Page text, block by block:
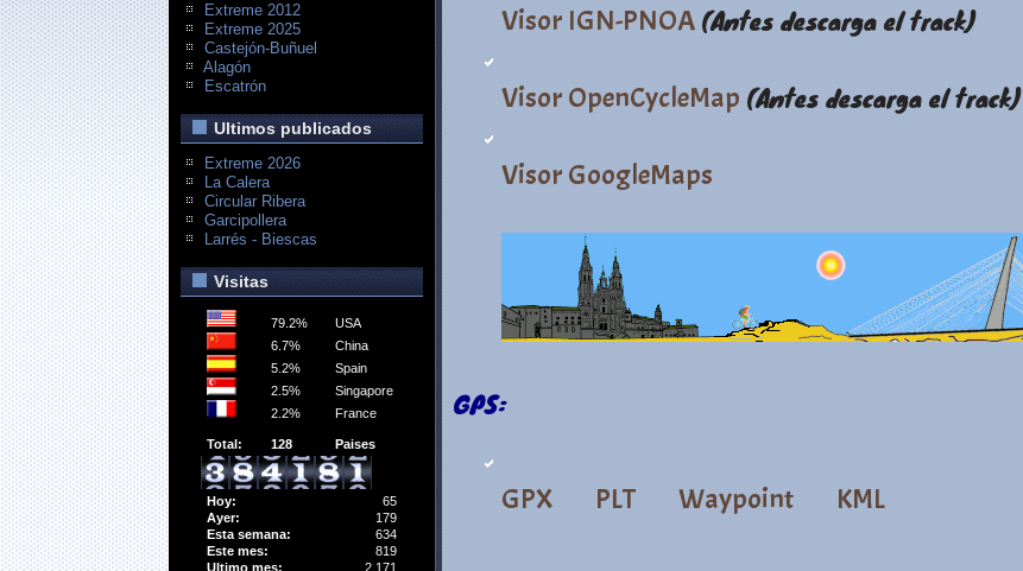
Extreme 2012
Extreme 2025
Castejón-Buñuel
Alagón
Escatrón
Ultimos publicados
Extreme 2026
La Calera
Circular Ribera
Garcipollera
Larrés - Biescas
Visitas
79.2%
USA
6.7%
China
5.2%
Spain
2.5%
Singapore
2.2%
France
Total: 128 Paises
Hoy:
65
Ayer:
179
Esta semana:
634
Este mes:
819
Ultimo mes:
2,171
Visor IGN-PNOA (Antes descarga el track)
Visor OpenCycleMap (Antes descarga el track)
Visor GoogleMaps
GPS:
GPX PLT Waypoint KML